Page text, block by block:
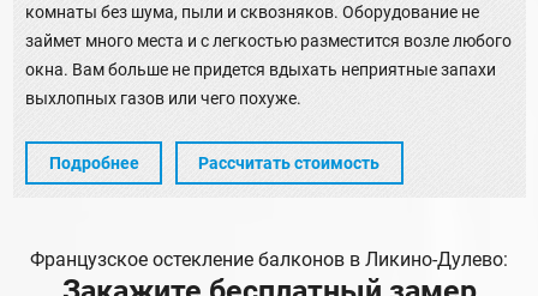
комнаты без шума, пыли и сквозняков. Оборудование не
займет много места и с легкостью разместится возле любого
окна. Вам больше не придется вдыхать неприятные запахи
выхлопных газов или чего похуже.
Подробнее Рассчитать стоимость
Французское остекление балконов в Ликино-Дулево: